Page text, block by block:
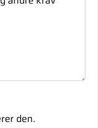
den.